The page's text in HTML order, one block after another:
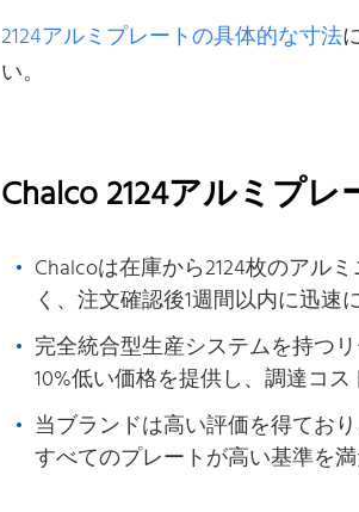
2124アルミプレートの具体的な寸法
い。
Chalco 2124アルミプ
Chalcoは在庫から2124枚のアル
く、注文確認後1週間以内に迅速
完全統合型生産システムを持つ
10%低い価格を提供し、調達コ
当ブランドは高い評価を得てお
すべてのプレートが高い基準を